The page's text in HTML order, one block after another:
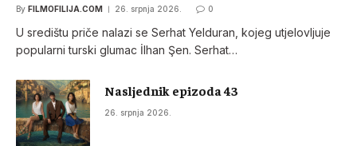
By FILMOFILIJA.COM 26. srpnja 2026. 0
U središtu priče nalazi se Serhat Yelduran, kojeg utjelovljuje
popularni turski glumac İlhan Şen. Serhat…
Nasljednik epizoda 43
26. srpnja 2026.